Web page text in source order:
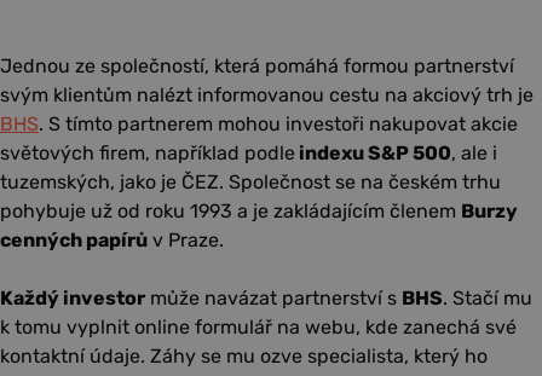
Jednou ze společností, která pomáhá formou partnerství
svým klientům nalézt informovanou cestu na akciový trh je
BHS. S tímto partnerem mohou investoři nakupovat akcie
světových firem, například podle indexu S&P 500, ale i
tuzemských, jako je ČEZ. Společnost se na českém trhu
pohybuje už od roku 1993 a je zakládajícím členem Burzy
cenných papírů v Praze.
Každý investor může navázat partnerství s BHS. Stačí mu
k tomu vyplnit online formulář na webu, kde zanechá své
kontaktní údaje. Záhy se mu ozve specialista, který ho